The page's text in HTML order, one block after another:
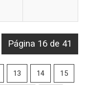
Página 16 de 41
13 14 15